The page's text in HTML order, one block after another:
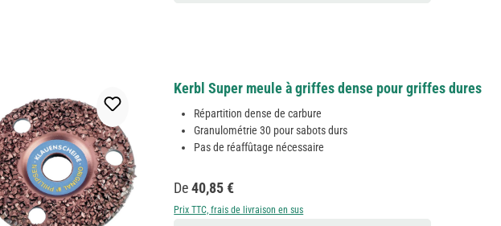
Kerbl Super meule à griffes dense pour griffes dures
Répartition dense de carbure
Granulométrie 30 pour sabots durs
Pas de réaffûtage nécessaire
Prix régulier :
De40,85 €
Prix TTC, frais de livraison en sus